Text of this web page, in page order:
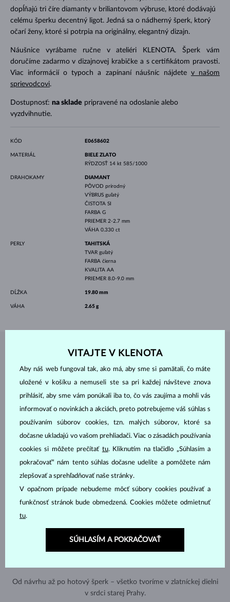
dopĺňajú tri číre diamanty v briliantovom výbruse, ktoré dodávajú
celému šperku decentný ligot. Jedná sa o nádherný šperk, ktorý
očarí ženy, ktoré si potrpia na originálny, elegantný dizajn.
Náušnice vyrábame ručne v ateliéri KLENOTA. Šperk vám
doručíme zadarmo v dizajnovej krabičke a s certifikátom pravosti.
Viac informácií o typoch a zapínaní náušníc nájdete v našom
sprievodcovi.
Dostupnosť: na sklade pripravené na odoslanie alebo
vyzdvihnutie.
KÓD E0658602
MATERIÁL
BIELE ZLATO
RÝDZOSŤ 14 kt 585/1000
DRAHOKAMY
DIAMANT
PÔVOD prírodný
VÝBRUS guľatý
ČISTOTA SI
FARBA G
PRIEMER 2-2.7 mm
VÁHA 0.330 ct
PERLY
TAHITSKÁ
TVAR guľatý
FARBA čierna
KVALITA AA
PRIEMER 8.0-9.0 mm
DĹŽKA 19.80 mm
VÁHA 2.65 g
ŠPERKY ZATELIÉRU KLENOTA
Od návrhu až po hotový šperk – všetko tvoríme v zlatníckej dielni
v srdci starej Prahy.
VITAJTE V KLENOTA
Aby náš web fungoval tak, ako má, aby sme si pamätali, čo máte
uložené v košíku a nemuseli ste sa pri každej návšteve znova
prihlásiť, aby sme vám ponúkali iba to, čo vás zaujíma a mohli vás
informovať o novinkách a akciách, preto potrebujeme váš súhlas s
používaním súborov cookies, tzn. malých súborov, ktoré sa
dočasne ukladajú vo vašom prehliadači. Viac o zásadách používania
cookies si môžete prečítať tu. Kliknutím na tlačidlo „Súhlasím a
pokračovať“ nám tento súhlas dočasne udelíte a pomôžete nám
zlepšovať a sprehľadňovať naše stránky.
V opačnom prípade nebudeme môcť súbory cookies používať a
funkčnosť stránok bude obmedzená. Cookies môžete odmietnuť
tu.
SÚHLASÍM A POKRAČOVAŤ